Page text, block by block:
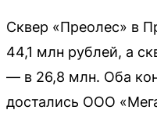
Сквер «Преолес» в
44,1 млн рублей, а
— в 26,8 млн. Оба
достались ООО